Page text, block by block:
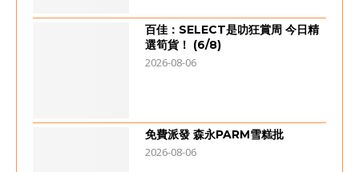
百佳：SELECT是叻狂賞周 今日精
選筍貨！ (6/8)
2026-08-06
免費派發 森永PARM雪糕批
2026-08-06